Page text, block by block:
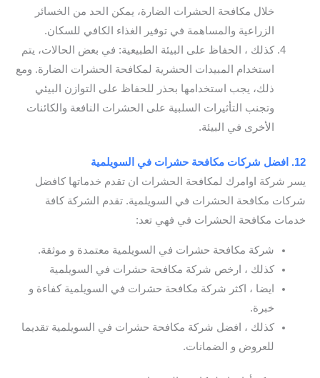
خلال مكافحة الحشرات الضارة، يمكن الحد من الخسائر
الزراعية والمساهمة في توفير الغذاء الكافي للسكان.
كذلك ، الحفاظ على البيئة الطبيعية: في بعض الحالات، يتم
استخدام المبيدات الحشرية لمكافحة الحشرات الضارة. ومع
ذلك، يجب استخدامها بحذر للحفاظ على التوازن البيئي
وتجنب التأثيرات السلبية على الحشرات النافعة والكائنات
الأخرى في البيئة.
12. افضل شركات مكافحة حشرات في السويلمية
يسر شركة اوامرك لمكافحة الحشرات ان تقدم خدماتها كافضل
شركات مكافحة الحشرات في السويلمية. تقدم الشركة كافة
خدمات مكافحة الحشرات في فهي تعد:
شركة مكافحة حشرات في السويلمية معتمدة و موثقة.
كذلك ، ارخص شركة مكافحة حشرات في السويلمية
ايضا ، اكثر شركة مكافحة حشرات في السويلمية كفاءة و
خبرة.
كذلك ، افضل شركة مكافحة حشرات في السويلمية تقديما
للعروض و الضمانات.